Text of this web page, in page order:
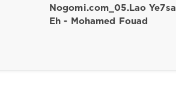
Nogomi.com_05.Lao Ye7sal
Eh - Mohamed Fouad